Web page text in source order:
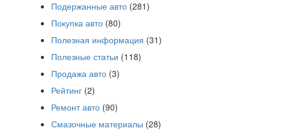
Подержанные авто (281)
Покупка авто (80)
Полезная информация (31)
Полезные статьи (118)
Продажа авто (3)
Рейтинг (2)
Ремонт авто (90)
Смазочные материалы (28)